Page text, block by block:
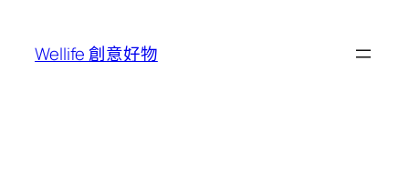
Wellife 創意好物